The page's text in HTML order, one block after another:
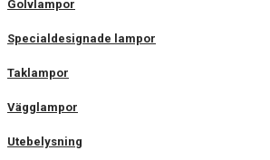
Golvlampor
Specialdesignade lampor
Taklampor
Vägglampor
Utebelysning